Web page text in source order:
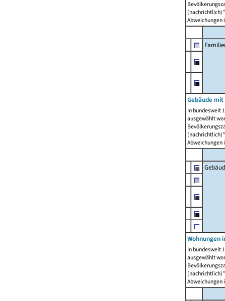
Abweichungen
Gebäude
In bundesweit
ausgewählt
Abweichungen
Wohnungen
In bundesweit
ausgewählt
Abweichungen